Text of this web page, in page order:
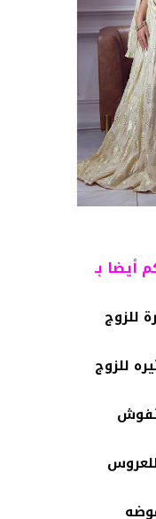
أيضا بـ
للزوج
للزوج
للعروس